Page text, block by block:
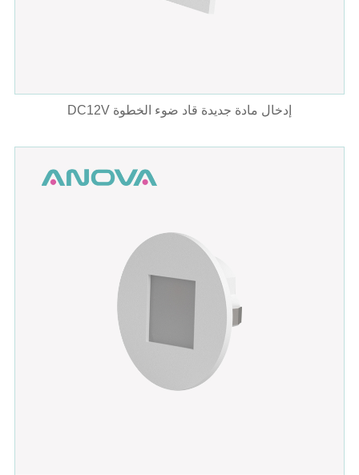
DC12V إدخال مادة جديدة قاد ضوء الخطوة